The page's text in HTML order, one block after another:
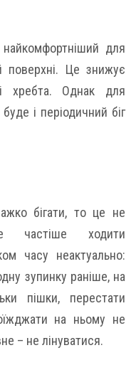
для
поверхні. Це знижує
і хребта. Однак для
і періодичний біг
бігати, то це не
ходити
часу неактуально:
зупинку раніше, на
пішки, перестати
на ньому не
– не лінуватися.